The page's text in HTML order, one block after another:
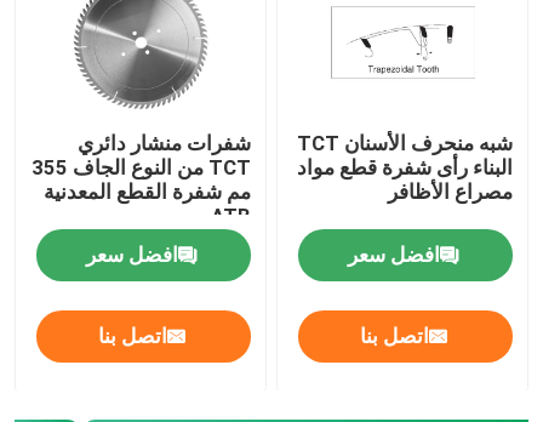
حفر خطوة الأحرار
القاطع الحلقي
منشار ثقب كربيد مقلوب
رأى هول أربور
شبه منحرف الأسنان TCT
البناء رأى شفرة قطع مواد
مصراع الأظافر
افضل سعر
اتصل بنا
شفرات منشار دائري
TCT من النوع الجاف 355
مم شفرة القطع المعدنية
ATB
افضل سعر
اتصل بنا